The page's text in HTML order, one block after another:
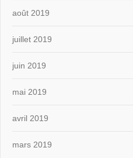
août 2019
juillet 2019
juin 2019
mai 2019
avril 2019
mars 2019